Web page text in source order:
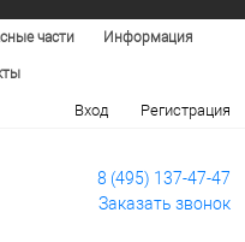
части Информация
Вход Регистрация
8 (495) 137-47-47
Заказать звонок